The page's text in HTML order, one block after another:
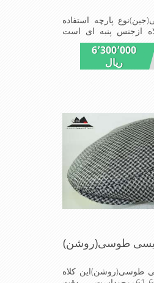
پارچه استفاده
ازجنس پنبه ای است
این شکل ازکلاه است
افراد خوش پوش جنس
, سبکی, خوش فرمی
6٬300٬000
ریال
طوسی(روشن)
طوسی(روشن)این کلاه